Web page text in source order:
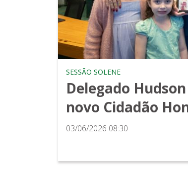
SESSÃO SOLENE
Delegado
novo Cidadão
03/06/2026 08:30